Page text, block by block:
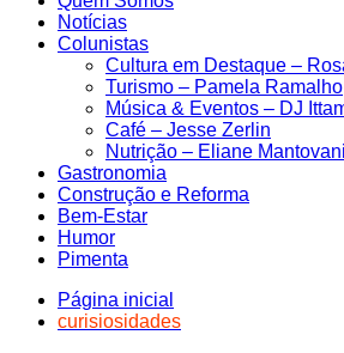
Notícias
Colunistas
Cultura em Destaque –
Turismo – Pamela Ramalho
Música & Eventos – DJ
Café – Jesse Zerlin
Nutrição – Eliane Mantovani
Gastronomia
Construção e Reforma
Bem-Estar
Humor
Pimenta
Página inicial
curisiosidades